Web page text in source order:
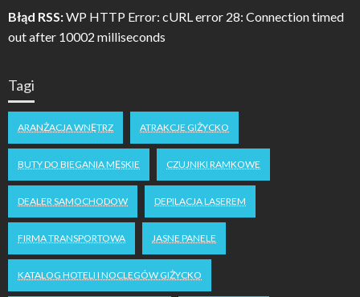
Błąd RSS:WP HTTP Error: cURL error 28: Connection timed
out after 10002 milliseconds
Tagi
ARANŻACJA WNĘTRZ ATRAKCJE GIŻYCKO
BUTY DO BIEGANIA MĘSKIE CZUJNIKI RAMKOWE
DEALER SAMOCHODOW DEPILACJA LASEREM
FIRMA TRANSPORTOWA JASNE PANELE
KATALOG HOTELI I NOCLEGÓW GIŻYCKO